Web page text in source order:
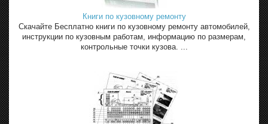
Книги по кузовному ремонту
Скачайте Бесплатно книги по кузовному ремонту автомобилей,
инструкции по кузовным работам, информацию по размерам,
контрольные точки кузова. ...